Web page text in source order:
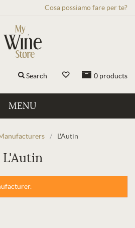
Cosa possiamo fare per te?
0 products
Search
MENU
/ L'Autin
L'Autin